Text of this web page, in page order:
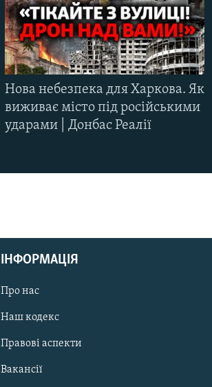
Нова небезпека для Харкова. Як
виживає місто під російськими
ударами | Донбас Реалії
ІНФОРМАЦІЯ
Про нас
Наш кодекс
Правові аспекти
Вакансії